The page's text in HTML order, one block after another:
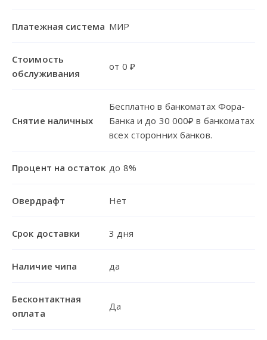
Платежная система МИР
Стоимость
обслуживания
от 0 ₽
Снятие наличных
Бесплатно в банкоматах Фора-
Банка и до 30 000₽ в банкоматах
всех сторонних банков.
Процент на остаток до 8%
Овердрафт Нет
Срок доставки 3 дня
Наличие чипа да
Бесконтактная
оплата
Да